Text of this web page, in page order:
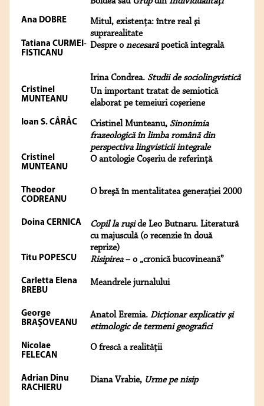
Ana DOBRE
Mitul, existenţa: între real şi
suprarealitate
Tatiana CURMEI-
FISTICANU
Despre o necesarăpoetică integrală
Irina Condrea. Studii de sociolingvistică
Cristinel
MUNTEANU
Un important tratat de semiotică
elaborat pe temeiuri coşeriene
Ioan S. CÂRÂC Cristinel Munteanu, Sinonimia
frazeologică în limba română din
perspectiva lingvisticii integrale
Cristinel
MUNTEANU
O antologie Coşeriu de referinţă
Theodor
CODREANU
O breşă în mentalitatea generaţiei 2000
Doina CERNICA Copil la ruşide Leo Butnaru. Literatură
cu majusculă (o recenzie în două
reprize)
Titu POPESCU Risipirea– o „cronică bucovineană”
Carletta Elena
BREBU
Meandrele jurnalului
George
BRAŞOVEANU
Anatol Eremia. Dicţionar explicativ şi
etimologic de termeni geografici
Nicolae
FELECAN
O frescă a realităţii
Adrian Dinu
RACHIERU
Diana Vrabie, Urme pe nisip